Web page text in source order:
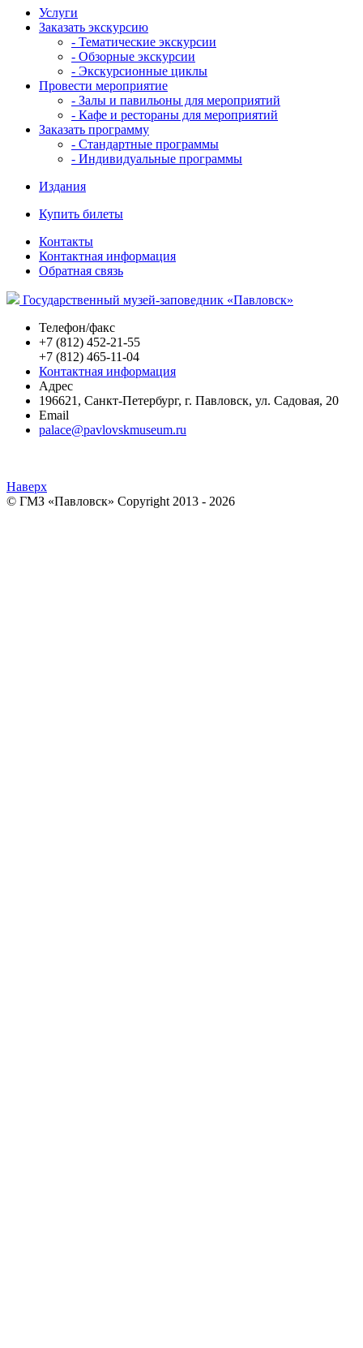
Услуги
Заказать экскурсию
- Тематические экскурсии
- Обзорные экскурсии
- Экскурсионные циклы
Провести мероприятие
- Залы и павильоны для мероприятий
- Кафе и рестораны для мероприятий
Заказать программу
- Стандартные программы
- Индивидуальные программы
Издания
Купить билеты
Контакты
Контактная информация
Обратная связь
Государственный музей-заповедник «Павловск»
Телефон/факс
+7 (812) 452-21-55
+7 (812) 465-11-04
Контактная информация
Адрес
196621 , Санкт-Петербург, г. Павловск, ул. Садовая, 20
Email
palace@pavlovskmuseum.ru
Наверх
© ГМЗ «Павловск» Copyright 2013 - 2026